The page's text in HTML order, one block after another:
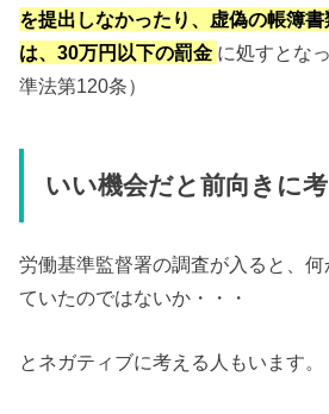
を提出しなかったり、虚偽の帳簿
は、30万円以下の罰金 に処すとな
準法第120条）
いい機会だと前向きに
労働基準監督署の調査が入ると、
ていたのではないか・・・
とネガティブに考える人もいます。